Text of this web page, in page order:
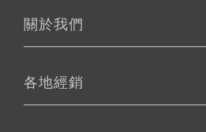
關於我們
各地經銷